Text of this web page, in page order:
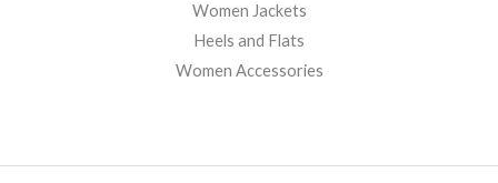
Women Jackets
Heels and Flats
Women Accessories